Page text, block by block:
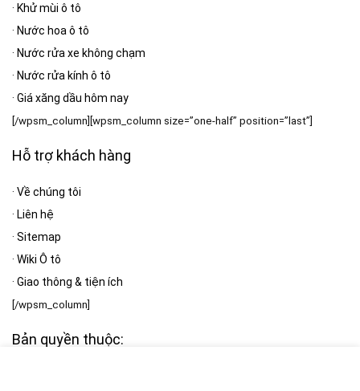
· Khử mùi ô tô
· Nước hoa ô tô
· Nước rửa xe không chạm
· Nước rửa kính ô tô
· Giá xăng dầu hôm nay
[/wpsm_column][wpsm_column size=”one-half” position=”last”]
Hỗ trợ khách hàng
· Về chúng tôi
· Liên hệ
· Sitemap
· Wiki Ô tô
· Giao thông & tiện ích
[/wpsm_column]
Bản quyền thuộc: